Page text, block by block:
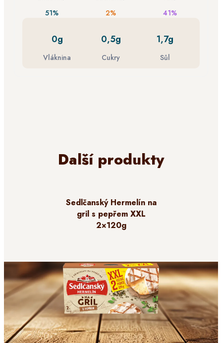
51%
2%
41%
0g
Vláknina
0,5g
Cukry
1,7g
Sůl
Další produkty
Sedlčanský Hermelín na
gril s pepřem XXL
2×120g